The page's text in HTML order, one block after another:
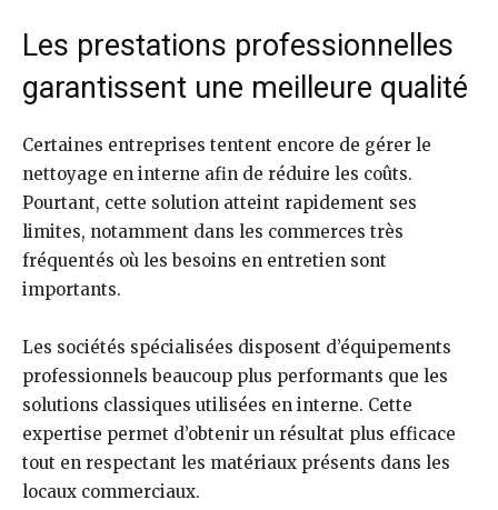
Les prestations professionnelles
garantissent une meilleure qualité
Certaines entreprises tentent encore de gérer le
nettoyage en interne afin de réduire les coûts.
Pourtant, cette solution atteint rapidement ses
limites, notamment dans les commerces très
fréquentés où les besoins en entretien sont
importants.
Les sociétés spécialisées disposent d’équipements
professionnels beaucoup plus performants que les
solutions classiques utilisées en interne. Cette
expertise permet d’obtenir un résultat plus efficace
tout en respectant les matériaux présents dans les
locaux commerciaux.